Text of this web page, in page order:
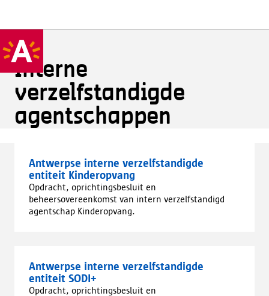
Interne
verzelfstandigde
agentschappen
Antwerpse interne verzelfstandigde
entiteit Kinderopvang
Opdracht, oprichtingsbesluit en
beheersovereenkomst van intern verzelfstandigd
agentschap Kinderopvang.
Antwerpse interne verzelfstandigde
entiteit SODI+
Opdracht, oprichtingsbesluit en